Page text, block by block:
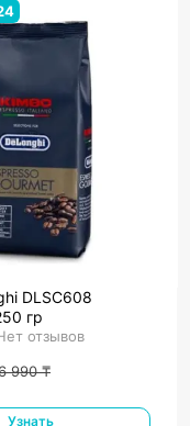
гр
отзывов
990₸
Узнать